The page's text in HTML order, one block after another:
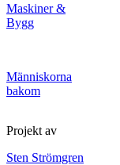
Maskiner &
Bygg
Människorna
bakom
Projekt av
Sten Strömgren